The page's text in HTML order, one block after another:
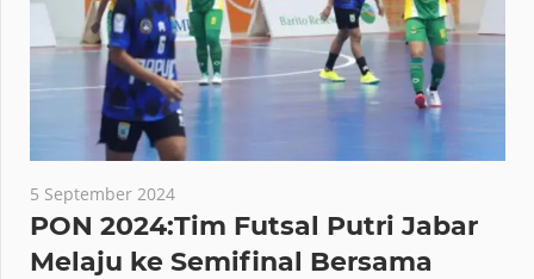
5 September 2024
PON 2024:Tim Futsal Putri Jabar
Melaju ke Semifinal Bersama